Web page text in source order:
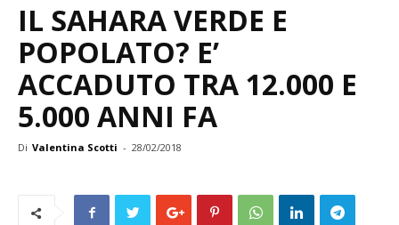
IL SAHARA VERDE E
POPOLATO? E’
ACCADUTO TRA 12.000 E
5.000 ANNI FA
Di Valentina Scotti - 28/02/2018